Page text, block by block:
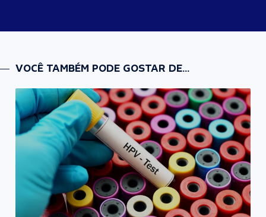
VOCÊ TAMBÉM PODE GOSTAR DE...